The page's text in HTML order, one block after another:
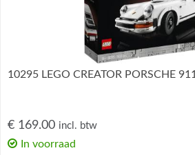
10295 LEGO CREATOR PORSCHE 911
€ 169.00 incl. btw
In voorraad